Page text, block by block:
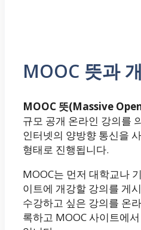
MOOC 뜻과
MOOC 뜻(Massive
규모 공개 온라인 강의를
인터넷의 양방향 통신을
형태로 진행됩니다.
MOOC는 먼저 대학교나
이트에 개강할 강의를 게
수강하고 싶은 강의를 온
록하고 MOOC 사이트에